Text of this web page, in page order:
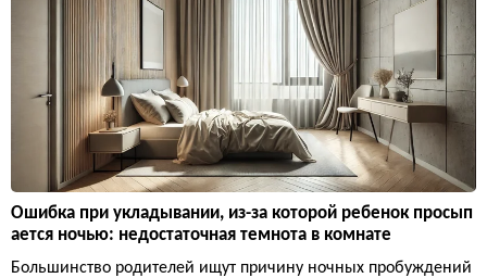
Ошибка при укладывании, из-за которой ребенок просып
ается ночью: недостаточная темнота в комнате
Большинство родителей ищут причину ночных пробуждений